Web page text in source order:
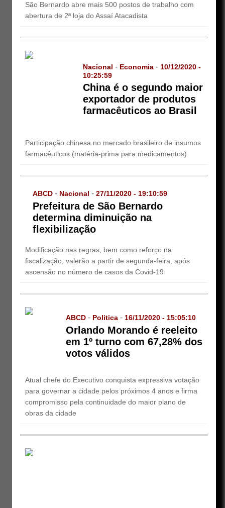
São Bernardo abre mais 500 postos de trabalho com
abertura de 2ª loja do Assaí Atacadista
Nacional - Economia - 10/12/2020 -
10:25:59
China é o segundo maior
exportador de produtos
farmacêuticos ao Brasil
Participação chinesa no mercado brasileiro de insumos
farmacêuticos (matéria-prima para medicamentos)
ABCD - Nacional -27/11/2020 - 19:10:59
Prefeitura de São Bernardo
determina diminuição na
flexibilização
Modificação nas regras, bem como reforço na
fiscalização, valerão a partir de segunda-feira, após
ascensão no número de casos da Covid-19
ABCD - Politica - 16/11/2020 - 15:05:10
Orlando Morando é reeleito
em 1º turno com 67,28% dos
votos válidos
Atual chefe do Executivo conquista expressiva votação
para governar a cidade pelos próximos 4 anos e firma
compromisso pela continuidade do maior plano de
obras da cidade